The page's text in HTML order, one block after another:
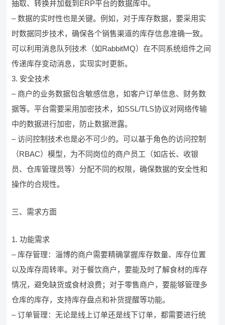
抽取、转换并加载到ERP平台的数据库中。
– 数据的实时性也是关键。例如，对于库存数据，要采用实
时数据同步技术，确保各个销售渠道的库存信息准确一致。
可以利用消息队列技术（如RabbitMQ）在不同系统组件之间
传递库存变动消息，实现实时更新。
3. 安全技术
– 商户的业务数据包含敏感信息，如客户订单信息、财务数
据等。平台需要采用加密技术，如SSL/TLS协议对网络传输
中的数据进行加密，防止数据泄露。
– 访问控制技术也是必不可少的。可以基于角色的访问控制
（RBAC）模型，为不同岗位的商户员工（如店长、收银
员、仓库管理员等）分配不同的权限，确保数据的安全性和
操作的合规性。
三、需求方面
1. 功能需求
– 库存管理：淄博的商户需要精确掌握库存数量、库存位置
以及库存周转率。对于餐饮商户，要能及时了解食材的库存
情况，避免缺货或食材浪费；对于零售商户，要能够管理多
仓库的库存，支持库存盘点和补货提醒等功能。
– 订单管理：无论是线上订单还是线下订单，都需要进行统